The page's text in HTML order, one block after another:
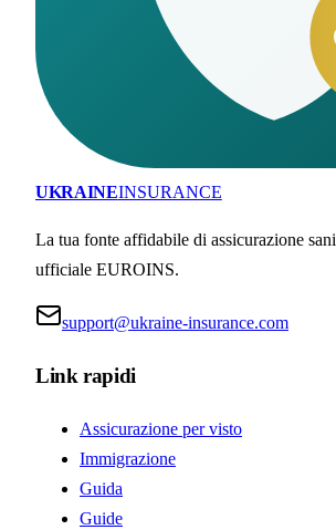
UKRAINEINSURANCE
La tua fonte affidabile di assicurazione
ufficiale EUROINS.
support@ukraine-insurance.com
Link rapidi
Assicurazione per visto
Immigrazione
Guida
Guide